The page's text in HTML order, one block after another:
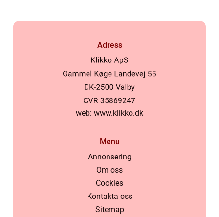
Adress
web: www.klikko.dk
Menu
Annonsering
Om oss
Cookies
Kontakta oss
Sitemap